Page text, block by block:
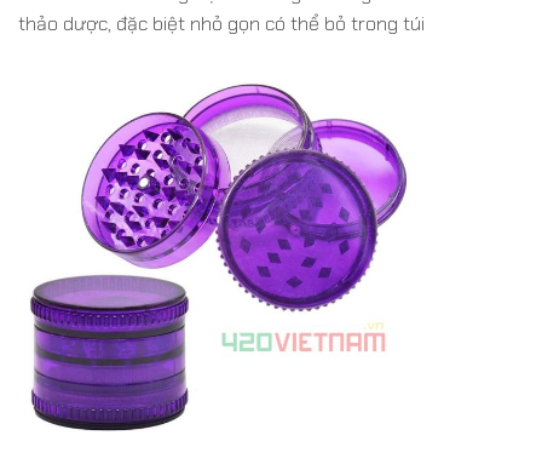
thảo dược, đặc biệt nhỏ gọn có thể bỏ trong túi